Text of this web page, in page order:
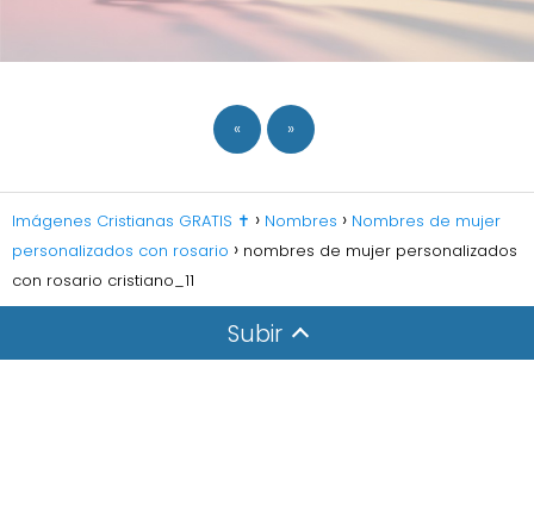
« »
Imágenes Cristianas GRATIS ✝️ Nombres
Nombres de mujer
personalizados con rosario
nombres de mujer personalizados
con rosario cristiano_11
Subir